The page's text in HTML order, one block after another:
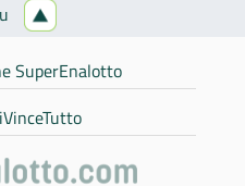
SuperEnalotto